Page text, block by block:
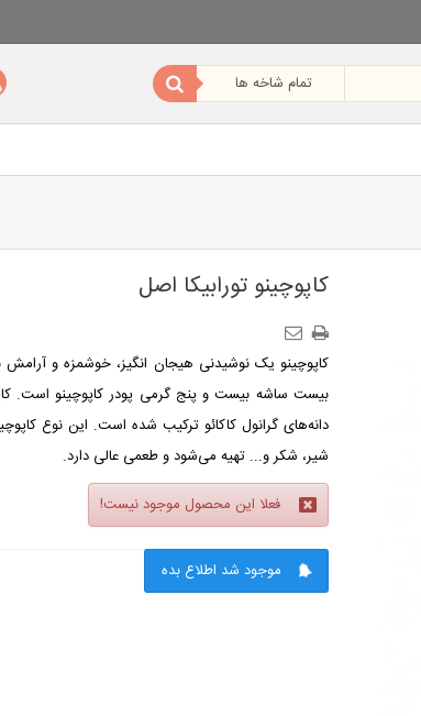
کاپوچینو تورابیکا اصل
کاپوچینو یک نوشیدنی هیجان انگیز، خوشمزه و
بیست ساشه بیست و پنج گرمی پودر کاپوچینو است.
دانه‌های گرانول کاکائو ترکیب شده است. این نوع
شیر، شکر و... تهیه می‌شود و طعمی عالی دارد.
فعلا این محصول موجود نیست!
موجود شد اطلاع بده